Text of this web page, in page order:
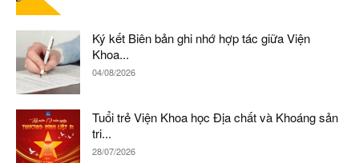
Ký kết Biên bản ghi nhớ hợp tác giữa Viện
Khoa...
04/08/2026
Tuổi trẻ Viện Khoa học Địa chất và Khoáng sản
tri...
28/07/2026